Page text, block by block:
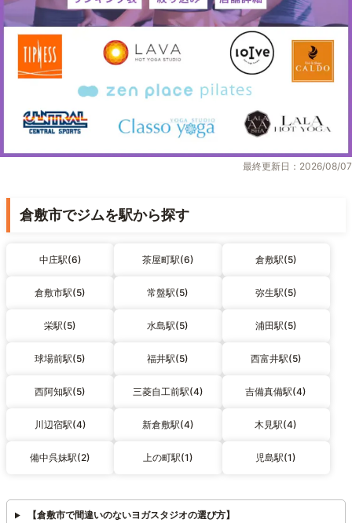
最終更新日：2026/08/07
倉敷市でジムを駅から探す
中庄駅(6) 茶屋町駅(6) 倉敷駅(5)
倉敷市駅(5) 常盤駅(5) 弥生駅(5)
栄駅(5) 水島駅(5) 浦田駅(5)
球場前駅(5) 福井駅(5) 西富井駅(5)
西阿知駅(5) 三菱自工前駅(4) 吉備真備駅(4)
川辺宿駅(4) 新倉敷駅(4) 木見駅(4)
備中呉妹駅(2) 上の町駅(1) 児島駅(1)
【倉敷市で間違いのないヨガスタジオの選び方】